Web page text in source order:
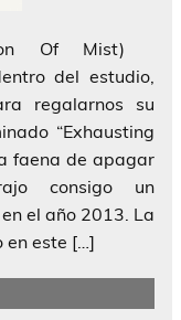
Of Mist)
del estudio,
regalarnos su
“Exhausting
faena de apagar
consigo un
el año 2013. La
en este […]